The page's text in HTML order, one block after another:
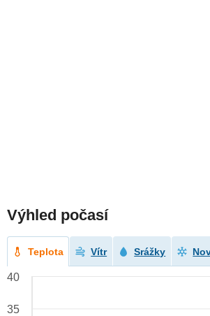
Výhled počasí
Teplota Vítr Srážky
40
35